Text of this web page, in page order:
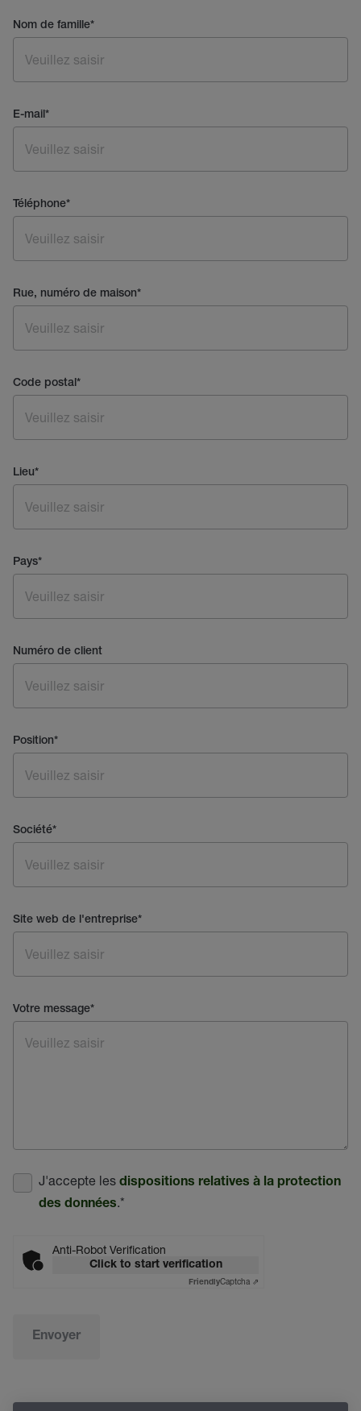
Nom de famille*
E-mail*
Téléphone*
Rue, numéro de maison*
Code postal*
Lieu*
Pays*
Numéro de client
Position*
Société*
Site web de l'entreprise*
Votre message*
J'accepte les dispositions relatives à la protection
des données.*
Anti-Robot Verification
Click to start verification
FriendlyCaptcha ⇗
Envoyer